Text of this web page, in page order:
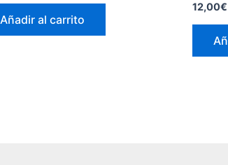
Añadir al carrito
12,00€